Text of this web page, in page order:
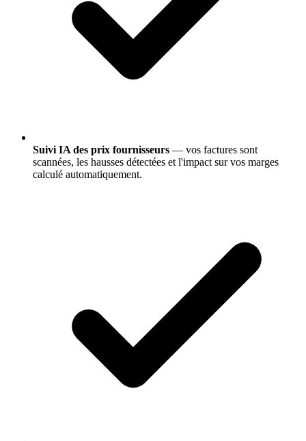
Suivi IA des prix fournisseurs — vos factures sont
scannées, les hausses détectées et l'impact sur vos marges
calculé automatiquement.